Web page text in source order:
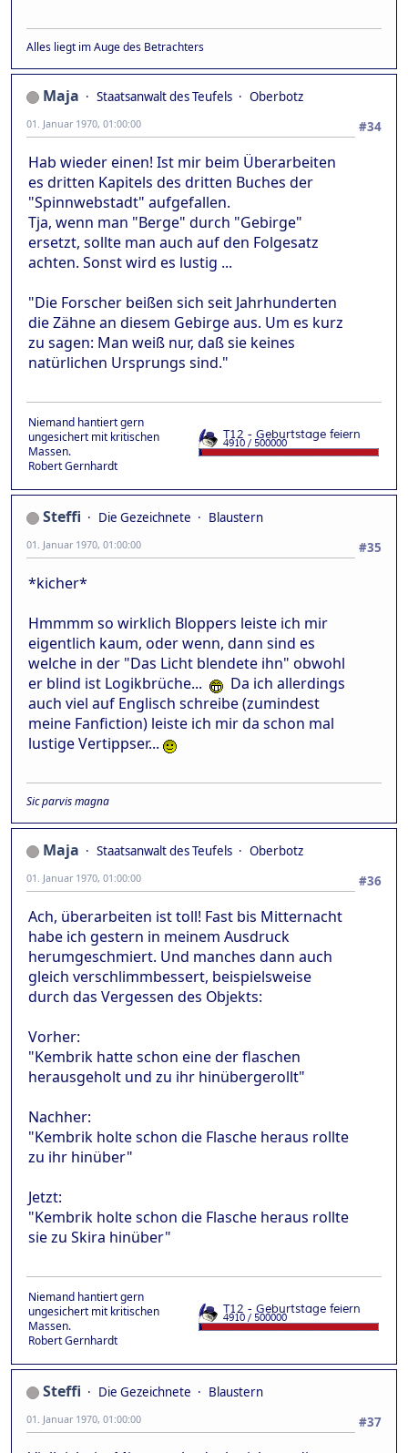
Alles liegt im Auge des Betrachters
Maja Staatsanwalt des Teufels
Oberbotz
#34
01. Januar 1970, 01:00:00
Hab wieder einen! Ist mir beim Überarbeiten
es dritten Kapitels des dritten Buches der
"Spinnwebstadt" aufgefallen.
Tja, wenn man "Berge" durch "Gebirge"
ersetzt, sollte man auch auf den Folgesatz
achten. Sonst wird es lustig ...
"Die Forscher beißen sich seit Jahrhunderten
die Zähne an diesem Gebirge aus. Um es kurz
zu sagen: Man weiß nur, daß sie keines
natürlichen Ursprungs sind."
Niemand hantiert gern
ungesichert mit kritischen
Massen.
Robert Gernhardt
Steffi Die Gezeichnete
Blaustern
#35
01. Januar 1970, 01:00:00
*kicher*
Hmmmm so wirklich Bloppers leiste ich mir
eigentlich kaum, oder wenn, dann sind es
welche in der "Das Licht blendete ihn" obwohl
er blind ist Logikbrüche...
Da ich allerdings
auch viel auf Englisch schreibe (zumindest
meine Fanfiction) leiste ich mir da schon mal
lustige Vertippser...
Sic parvis magna
Maja Staatsanwalt des Teufels
Oberbotz
#36
01. Januar 1970, 01:00:00
Ach, überarbeiten ist toll! Fast bis Mitternacht
habe ich gestern in meinem Ausdruck
herumgeschmiert. Und manches dann auch
gleich verschlimmbessert, beispielsweise
durch das Vergessen des Objekts:
Vorher:
"Kembrik hatte schon eine der flaschen
herausgeholt und zu ihr hinübergerollt"
Nachher:
"Kembrik holte schon die Flasche heraus rollte
zu ihr hinüber"
Jetzt:
"Kembrik holte schon die Flasche heraus rollte
sie zu Skira hinüber"
Niemand hantiert gern
ungesichert mit kritischen
Massen.
Robert Gernhardt
Steffi Die Gezeichnete
Blaustern
#37
01. Januar 1970, 01:00:00